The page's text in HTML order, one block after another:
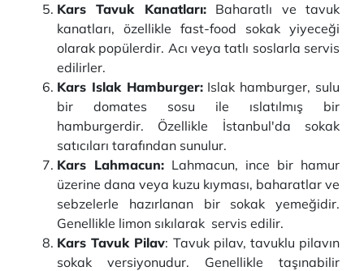
Kars Tavuk Kanatları:Baharatlı ve tavuk
kanatları, özellikle fast-food sokak yiyeceği
olarak popülerdir. Acı veya tatlı soslarla servis
edilirler.
Kars Islak Hamburger:Islak hamburger, sulu
bir domates sosu ile ıslatılmış bir
hamburgerdir. Özellikle İstanbul'da sokak
satıcıları tarafından sunulur.
Kars Lahmacun: Lahmacun, ince bir hamur
üzerine dana veya kuzu kıyması, baharatlar ve
sebzelerle hazırlanan bir sokak yemeğidir.
Genellikle limon sıkılarak servis edilir.
Kars Tavuk Pilav: Tavuk pilav, tavuklu pilavın
sokak versiyonudur. Genellikle taşınabilir